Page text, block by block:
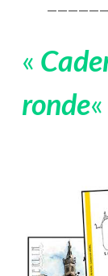
«
ronde